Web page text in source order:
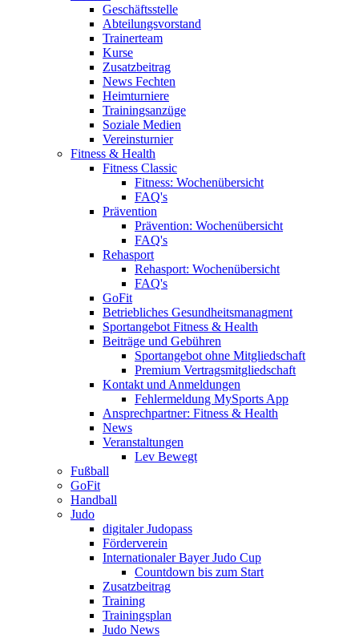
Geschäftsstelle
Abteilungsvorstand
Trainerteam
Kurse
Zusatzbeitrag
News Fechten
Heimturniere
Trainingsanzüge
Soziale Medien
Vereinsturnier
Fitness & Health
Fitness Classic
Fitness: Wochenübersicht
FAQ's
Prävention
Prävention: Wochenübersicht
FAQ's
Rehasport
Rehasport: Wochenübersicht
FAQ's
GoFit
Betriebliches Gesundheitsmanagment
Sportangebot Fitness & Health
Beiträge und Gebühren
Sportangebot ohne Mitgliedschaft
Premium Vertragsmitgliedschaft
Kontakt und Anmeldungen
Fehlermeldung MySports App
Ansprechpartner: Fitness & Health
News
Veranstaltungen
Lev Bewegt
Fußball
GoFit
Handball
Judo
digitaler Judopass
Förderverein
Internationaler Bayer Judo Cup
Countdown bis zum Start
Zusatzbeitrag
Training
Trainingsplan
Judo News